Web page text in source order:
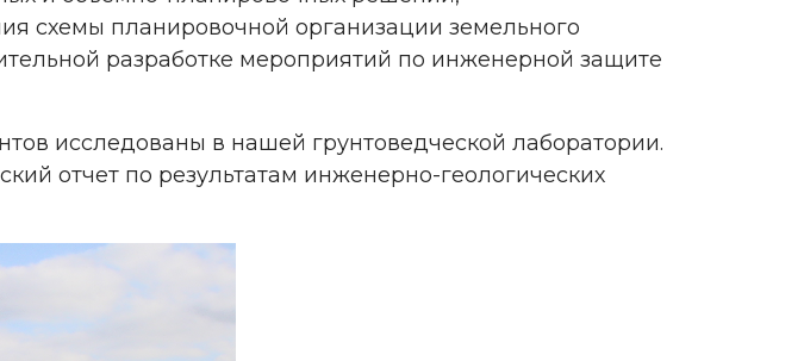
схемы планировочной организации земельного
разработке мероприятий по инженерной защите
исследованы в нашей грунтоведческой лаборатории.
отчет по результатам инженерно-геологических